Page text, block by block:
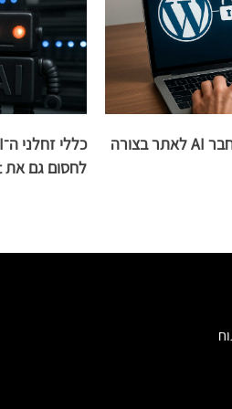
תוסף WordPress חדש מחבר AI לאתר בצורה
לחסום גם את Googlebot